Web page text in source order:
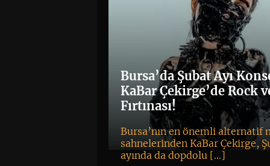
Bursa’da Şubat Ayı
KaBar Çekirge’de Rock
Fırtınası!
Bursa’nın en önemli alternatif
sahnelerinden KaBar Çekirge,
ayında da dopdolu […]